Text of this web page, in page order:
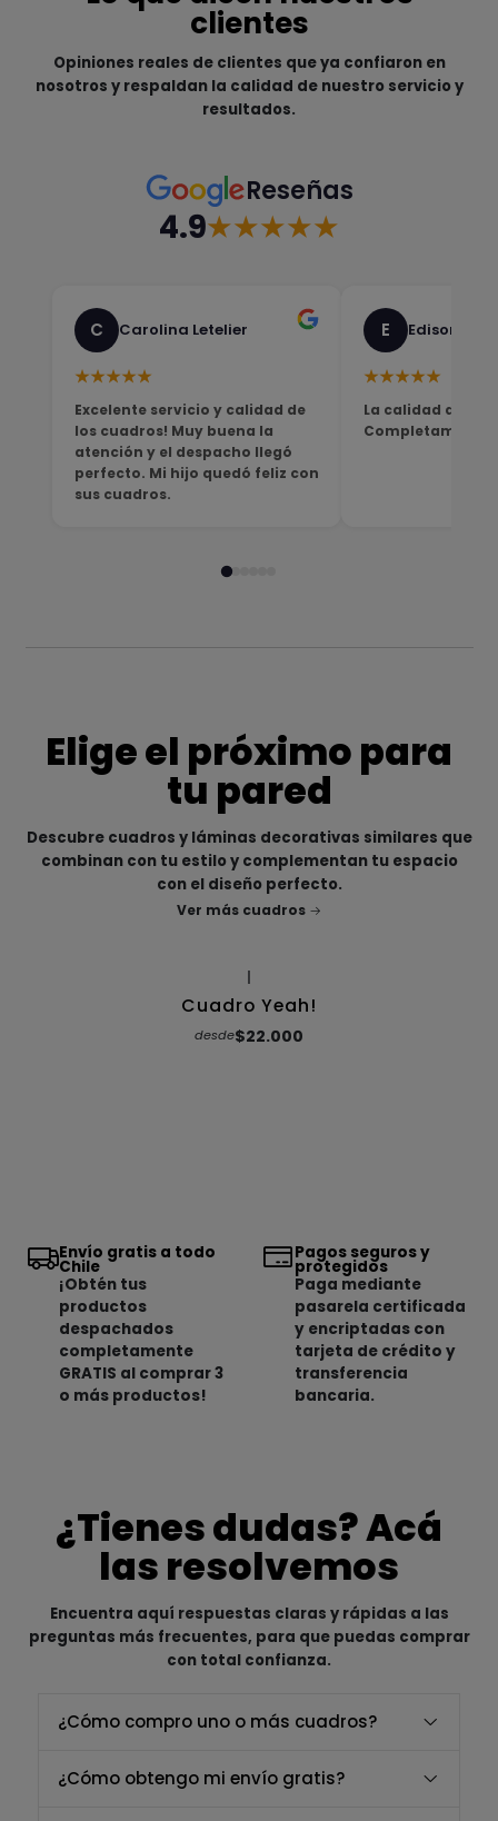
clientes
Opiniones reales de clientes que ya confiaron en
nosotros y respaldan la calidad de nuestro servicio y
resultados.
Reseñas
4.9★★★★★
C Carolina Letelier
★★★★★
Excelente servicio y calidad de
los cuadros! Muy buena la
atención y el despacho llegó
perfecto. Mi hijo quedó feliz con
sus cuadros.
E Edison
★★★★★
La calidad del
Completamente
Elige el próximo para
tu pared
Descubre cuadros y láminas decorativas similares que
combinan con tu estilo y complementan tu espacio
con el diseño perfecto.
Ver más cuadros
Cuadro Yeah!
desde$22.000
Envío gratis a todo
Chile
¡Obtén tus
productos
despachados
completamente
GRATIS al comprar 3
o más productos!
Pagos seguros y
protegidos
Paga mediante
pasarela certificada
y encriptadas con
tarjeta de crédito y
transferencia
bancaria.
¿Tienes dudas? Acá
las resolvemos
Encuentra aquí respuestas claras y rápidas a las
preguntas más frecuentes, para que puedas comprar
con total confianza.
¿Cómo compro uno o más cuadros?
¿Cómo obtengo mi envío gratis?